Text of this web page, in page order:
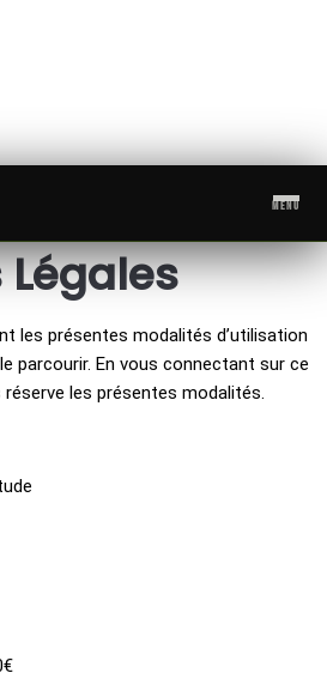
MENU
les présentes modalités d’utilisation
parcourir. En vous connectant sur ce
les présentes modalités.